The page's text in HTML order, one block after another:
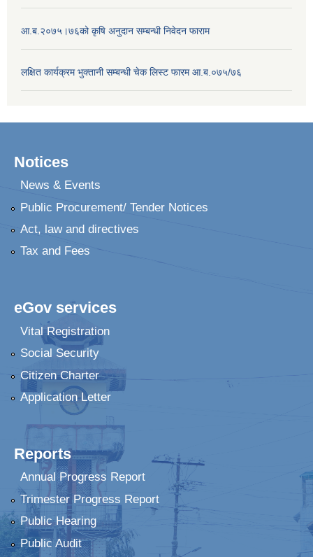
आ.ब.२०७५।७६को कृषि अनुदान सम्बन्धी निवेदन फाराम
लक्षित कार्यक्रम भुक्तानी सम्बन्धी चेक लिस्ट फारम आ.ब.०७५/७६
Notices
News & Events
Public Procurement/ Tender Notices
Act, law and directives
Tax and Fees
eGov services
Vital Registration
Social Security
Citizen Charter
Application Letter
Reports
Annual Progress Report
Trimester Progress Report
Public Hearing
Public Audit